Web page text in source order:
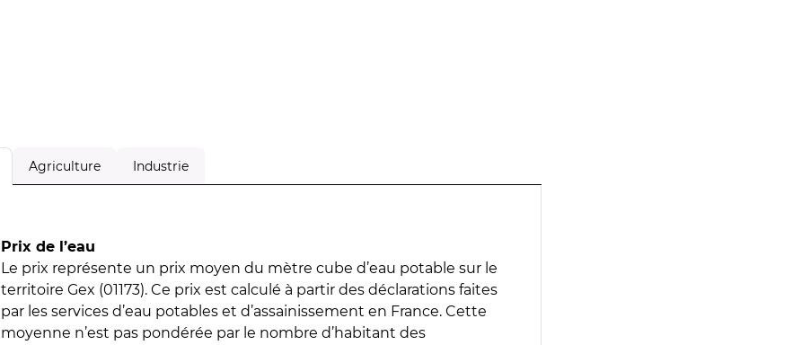
Agriculture Industrie
Prix de l’eau
Le prix représente un prix moyen du mètre cube d’eau potable sur le
territoire Gex (01173). Ce prix est calculé à partir des déclarations faites
par les services d’eau potables et d’assainissement en France. Cette
moyenne n’est pas pondérée par le nombre d’habitant des